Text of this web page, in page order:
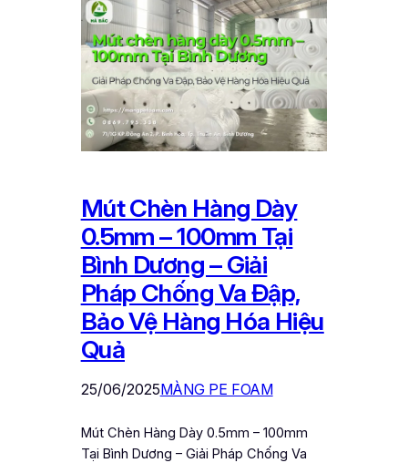
Mút Chèn Hàng Dày
0.5mm – 100mm Tại
Bình Dương – Giải
Pháp Chống Va Đập,
Bảo Vệ Hàng Hóa Hiệu
Quả
25/06/2025MÀNG PE FOAM
Mút Chèn Hàng Dày 0.5mm – 100mm
Tại Bình Dương – Giải Pháp Chống Va